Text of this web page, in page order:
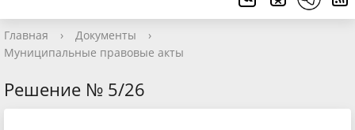
Главная › Документы
›
Муниципальные правовые акты
Решение № 5/26